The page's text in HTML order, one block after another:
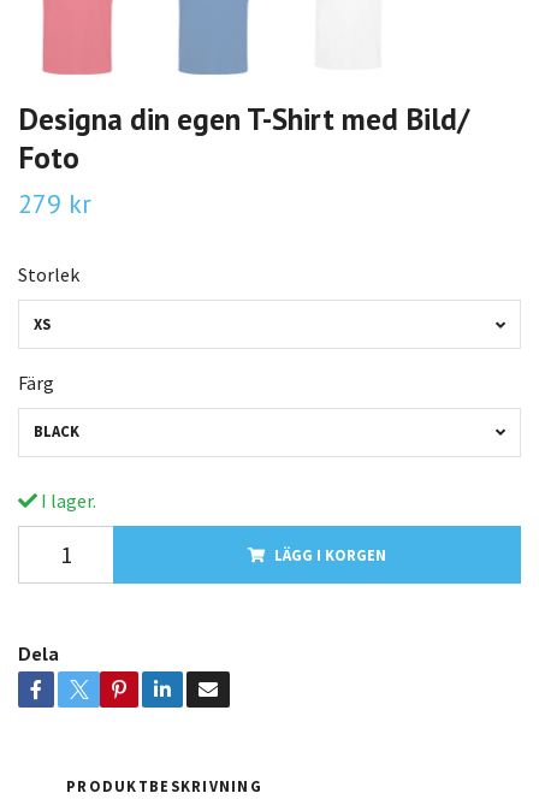
Designa din egen T-Shirt med Bild/
Foto
279 kr
Storlek
XS
Färg
BLACK
I lager.
LÄGG I KORGEN
Dela
PRODUKTBESKRIVNING